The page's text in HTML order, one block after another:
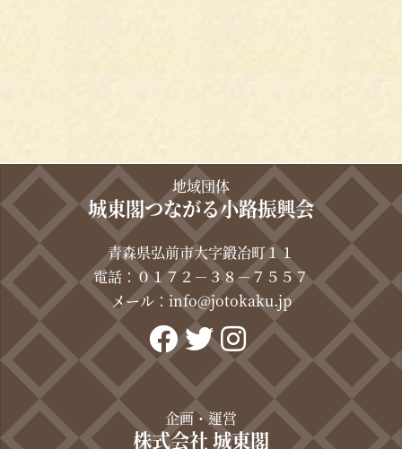
地域団体
城東閣つながる小路振興会
青森県弘前市大字鍛冶町１１
電話：０１７２－３８－７５５７
メール： info@jotokaku.jp
企画・運営
株式会社 城東閣